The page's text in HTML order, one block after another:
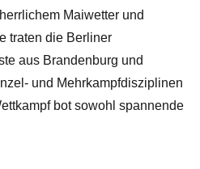
Maiwetter und
traten die Berliner
aus Brandenburg und
und Mehrkampfdisziplinen
bot sowohl spannende